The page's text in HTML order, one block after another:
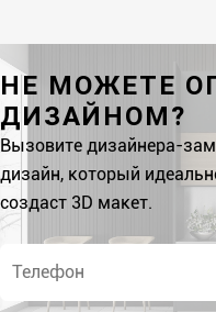
НЕ МОЖЕТЕ
ДИЗАЙНОМ?
Вызовите дизайнера-
дизайн, который
создаст 3D макет.